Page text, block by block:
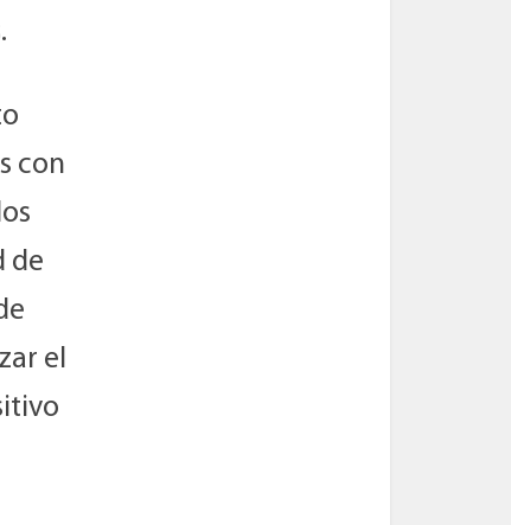
con
de
el